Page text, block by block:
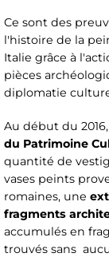
Ce sont des
l'histoire de la
Italie grâce à
pièces
diplomatie
Au début du
du Patrimoine
quantité de
vases peints
romaines, une
fragments
accumulés en
trouvés sans